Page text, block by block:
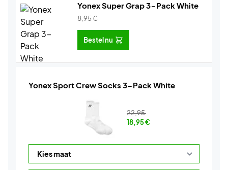
Yonex Super Grap 3-Pack White
8,95€
Bestel nu
Yonex Sport Crew Socks 3-Pack White
22,95
18,95€